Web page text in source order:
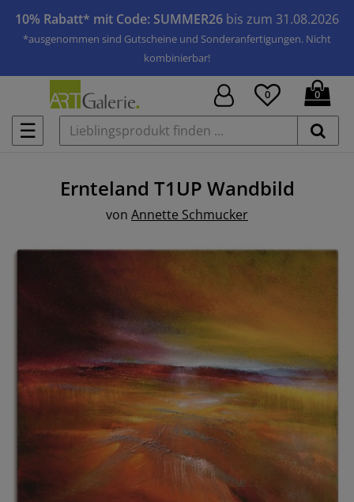
10% Rabatt* mit Code: SUMMER26 bis zum 31.08.2026
*ausgenommen sind Gutscheine und Sonderanfertigungen. Nicht
kombinierbar!
☰
0 0
Ernteland T1UP Wandbild
von Annette Schmucker